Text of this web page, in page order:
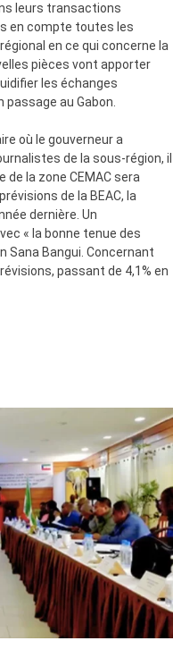
leurs transactions
en compte toutes les
en ce qui concerne la
pièces vont apporter
les échanges
au Gabon.
où le gouverneur a
de la sous-région, il
la zone CEMAC sera
de la BEAC, la
dernière. Un
« la bonne tenue des
Sana Bangui. Concernant
passant de 4,1% en